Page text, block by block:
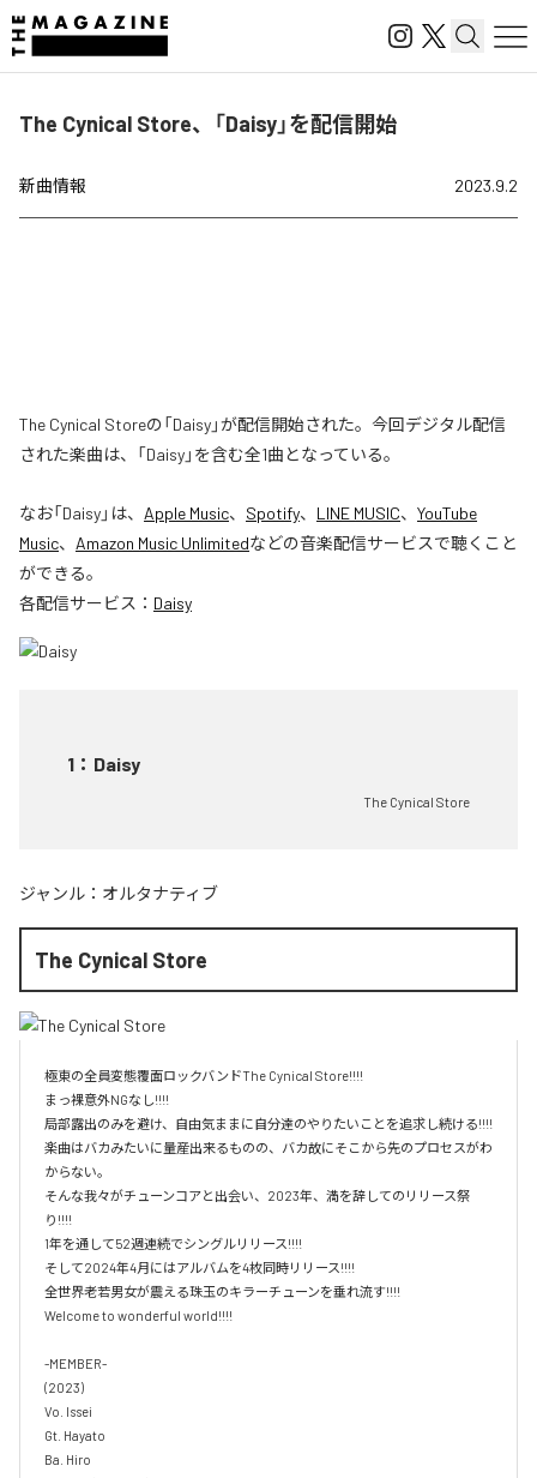
The Cynical Store、「Daisy」を配信開始
新曲情報 2023.9.2
The Cynical Storeの「Daisy」が配信開始された。今回デジタル配信
された楽曲は、「Daisy」を含む全1曲となっている。
なお「Daisy」は、 Apple Music、 Spotify、 LINE MUSIC、 YouTube
Music、 Amazon Music Unlimitedなどの音楽配信サービスで聴くこと
ができる。
各配信サービス： Daisy
1 ： Daisy
The Cynical Store
ジャンル： オルタナティブ
The Cynical Store
極東の全員変態覆面ロックバンドThe Cynical Store!!!!
まっ裸意外NGなし!!!!
局部露出のみを避け、自由気ままに自分達のやりたいことを追求し続ける!!!!
楽曲はバカみたいに量産出来るものの、バカ故にそこから先のプロセスがわ
からない。
そんな我々がチューンコアと出会い、2023年、満を辞してのリリース祭
り!!!!
1年を通して52週連続でシングルリリース!!!!
そして2024年4月にはアルバムを4枚同時リリース!!!!
全世界老若男女が震える珠玉のキラーチューンを垂れ流す!!!!
Welcome to wonderful world!!!!
-MEMBER-
(2023)
Vo. Issei
Gt. Hayato
Ba. Hiro